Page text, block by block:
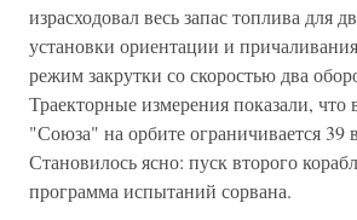
израсходовал весь запас топлива для
установки ориентации и
режим закрутки со скоростью два
Траекторные измерения показали, что
"Союза" на орбите ограничивается 39
Становилось ясно: пуск второго
программа испытаний сорвана.